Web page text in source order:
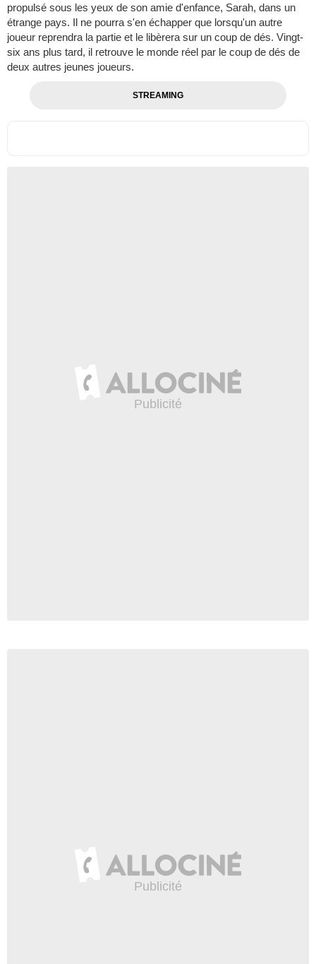
propulsé sous les yeux de son amie d'enfance, Sarah, dans un
étrange pays. Il ne pourra s'en échapper que lorsqu'un autre
joueur reprendra la partie et le libèrera sur un coup de dés. Vingt-
six ans plus tard, il retrouve le monde réel par le coup de dés de
deux autres jeunes joueurs.
STREAMING